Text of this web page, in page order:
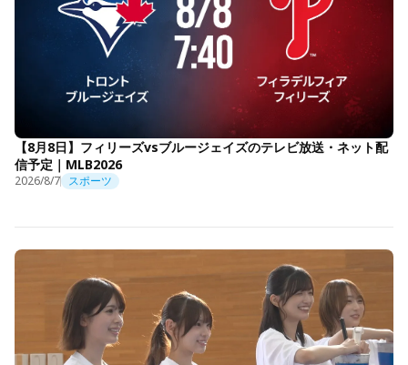
【8月8日】フィリーズvsブルージェイズのテレビ放送・ネット配
信予定｜MLB2026
2026/8/7 スポーツ